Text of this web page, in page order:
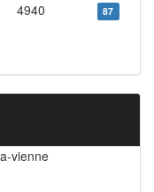
4940 87
vienne